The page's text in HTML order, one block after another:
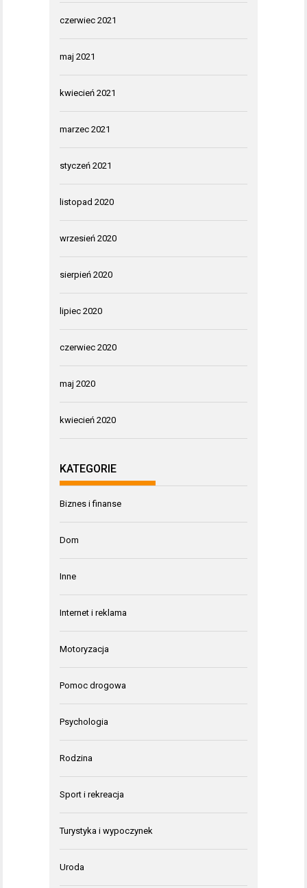
czerwiec 2021
maj 2021
kwiecień 2021
marzec 2021
styczeń 2021
listopad 2020
wrzesień 2020
sierpień 2020
lipiec 2020
czerwiec 2020
maj 2020
kwiecień 2020
KATEGORIE
Biznes i finanse
Dom
Inne
Internet i reklama
Motoryzacja
Pomoc drogowa
Psychologia
Rodzina
Sport i rekreacja
Turystyka i wypoczynek
Uroda